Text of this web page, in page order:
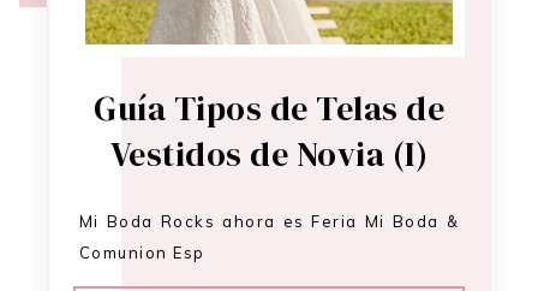
Guía Tipos de Telas de
Vestidos de Novia (I)
Mi Boda Rocks ahora es Feria Mi Boda &
Comunion Esp